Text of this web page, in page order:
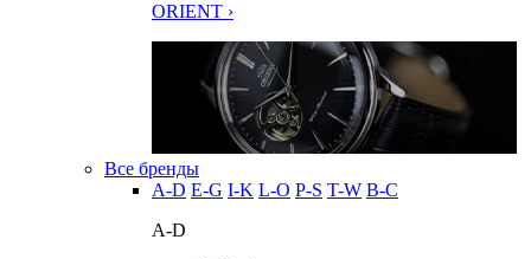
ORIENT ›
Все бренды
A-D E-G I-K L-O P-S T-W В-С
A-D